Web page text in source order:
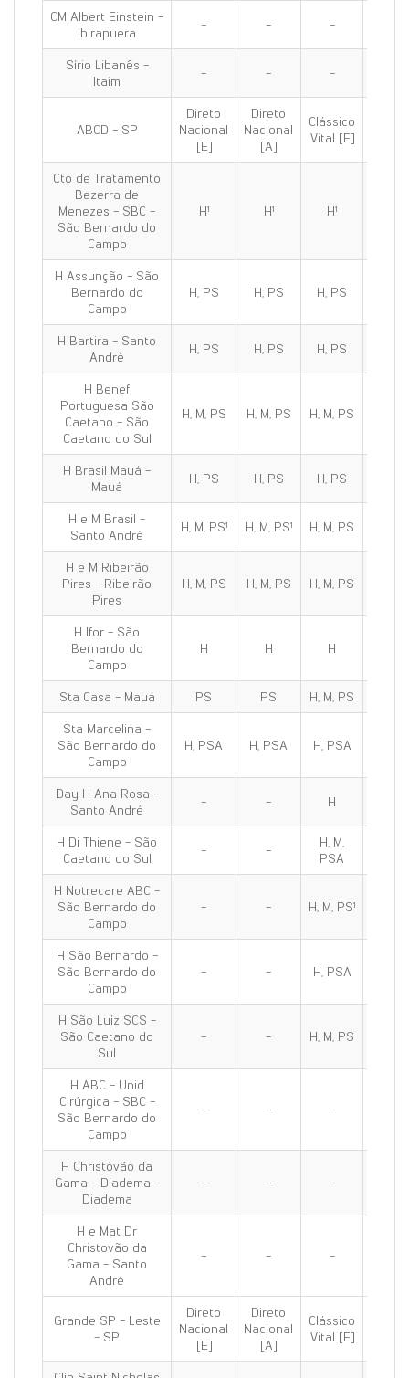
CM Albert Einstein -
Ibirapuera
- - -
Sírio Libanês -
Itaim
- - -
ABCD - SP
Direto
Nacional
[E]
Direto
Nacional
[A]
Clássico
Vital [E]
Cto de Tratamento
Bezerra de
Menezes - SBC -
São Bernardo do
Campo
H¹ H¹ H¹
H Assunção - São
Bernardo do
Campo
H, PS H, PS H, PS
H Bartira - Santo
André
H, PS H, PS H, PS
H Benef
Portuguesa São
Caetano - São
Caetano do Sul
H, M, PS H, M, PS H, M, PS
H Brasil Mauá -
Mauá
H, PS H, PS H, PS
H e M Brasil -
Santo André
H, M, PS¹ H, M, PS¹ H, M, PS
H e M Ribeirão
Pires - Ribeirão
Pires
H, M, PS H, M, PS H, M, PS
H Ifor - São
Bernardo do
Campo
H H H
Sta Casa - Mauá PS PS H, M, PS
Sta Marcelina -
São Bernardo do
Campo
H, PSA H, PSA H, PSA
Day H Ana Rosa -
Santo André
- - H
H Di Thiene - São
Caetano do Sul
- -
H, M,
PSA
H Notrecare ABC -
São Bernardo do
Campo
- - H, M, PS¹
H São Bernardo -
São Bernardo do
Campo
- - H, PSA
H São Luíz SCS -
São Caetano do
Sul
- - H, M, PS
H ABC - Unid
Cirúrgica - SBC -
São Bernardo do
Campo
- - -
H Christóvão da
Gama - Diadema -
Diadema
- - -
H e Mat Dr
Christovão da
Gama - Santo
André
- - -
Grande SP - Leste
- SP
Direto
Nacional
[E]
Direto
Nacional
[A]
Clássico
Vital [E]